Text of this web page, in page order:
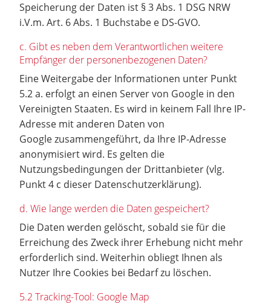
Speicherung der Daten ist § 3 Abs. 1 DSG NRW
i.V.m. Art. 6 Abs. 1 Buchstabe e DS-GVO.
c. Gibt es neben dem Verantwortlichen weitere
Empfänger der personenbezogenen Daten?
Eine Weitergabe der Informationen unter Punkt
5.2 a. erfolgt an einen Server von Google in den
Vereinigten Staaten. Es wird in keinem Fall Ihre IP-
Adresse mit anderen Daten von
Google zusammengeführt, da Ihre IP-Adresse
anonymisiert wird. Es gelten die
Nutzungsbedingungen der Drittanbieter (vlg.
Punkt 4 c dieser Datenschutzerklärung).
d. Wie lange werden die Daten gespeichert?
Die Daten werden gelöscht, sobald sie für die
Erreichung des Zweck ihrer Erhebung nicht mehr
erforderlich sind. Weiterhin obliegt Ihnen als
Nutzer Ihre Cookies bei Bedarf zu löschen.
5.2 Tracking-Tool: Google Map